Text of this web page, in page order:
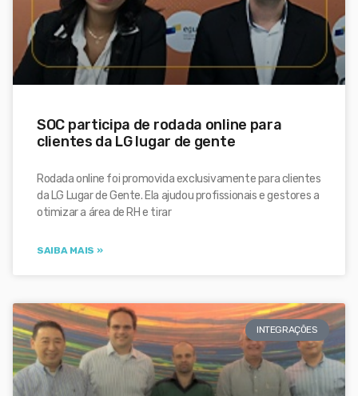
SOC participa de rodada online para
clientes da LG lugar de gente
Rodada online foi promovida exclusivamente para clientes
da LG Lugar de Gente. Ela ajudou profissionais e gestores a
otimizar a área de RH e tirar
SAIBA MAIS »
INTEGRAÇÕES